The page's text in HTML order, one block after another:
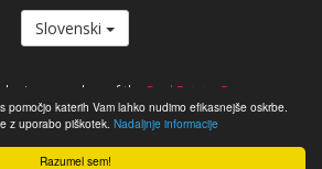
Razumel sem!
pomočjo katerih Vam lahko nudimo efikasnejše oskrbe.
z uporabo piškotek. Nadaljnje informacije
Slovenski
is a member of the Real Estate Group.
Madžarskem - Nepremicnine.hu © 2026 Vse
pravice pridržane